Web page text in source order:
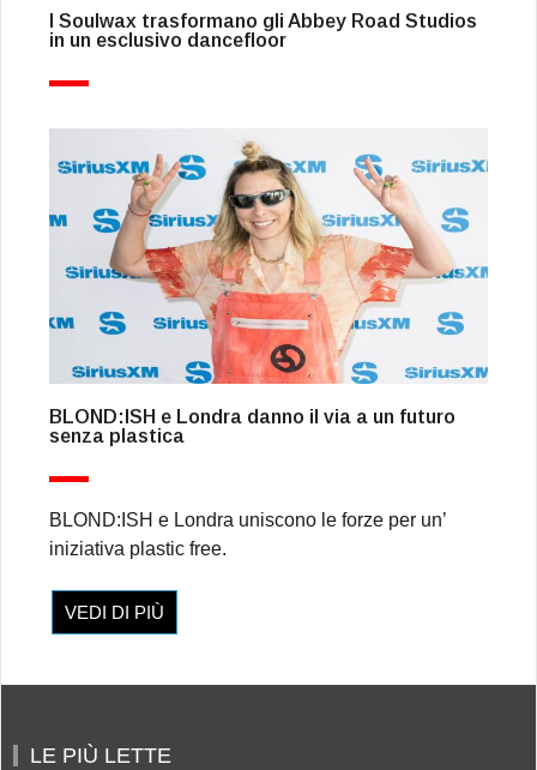
I Soulwax trasformano gli Abbey Road Studios
in un esclusivo dancefloor
BLOND:ISH e Londra danno il via a un futuro
senza plastica
BLOND:ISH e Londra uniscono le forze per un’
iniziativa plastic free.
VEDI DI PIÙ
LE PIÙ LETTE